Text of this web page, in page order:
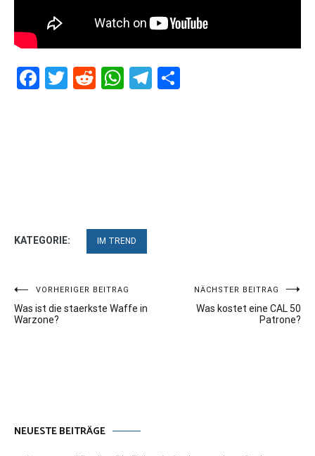
Facebook
Twitter
RedditWhatsApp
Telegram
KATEGORIE: IM TREND
Beitragsnavigation
VORHERIGER BEITRAG
Was ist die staerkste Waffe in
Warzone?
NÄCHSTER BEITRAG
Was kostet eine CAL 50
Patrone?
NEUESTE BEITRÄGE